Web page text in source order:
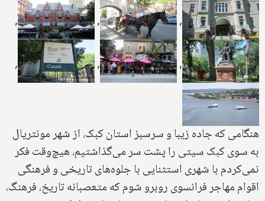
,
,
,
,
,
,
هنگامی که جاده زیبا و سرسبز استان کبک، از شهر مونتریال
به سوی کبک سیتی را پشت سر می‌گذاشتیم، هیچ‌وقت فکر
نمی‌کردم با شهری استثنایی با جلوه‌های تاریخی و فرهنگی
اقوام مهاجر فرانسوی روبرو شوم که متعصبانه تاریخ، فرهنگ،